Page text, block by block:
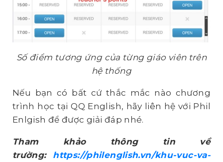
Số điểm tương ứng của từng giáo viên trên
hệ thống
Nếu bạn có bất cứ thắc mắc nào chương
trình học tại QQ English, hãy liên hệ với Phil
Enlgish để được giải đáp nhé.
Tham khảo thông tin về
trường: https://philenglish.vn/khu-vuc-va-